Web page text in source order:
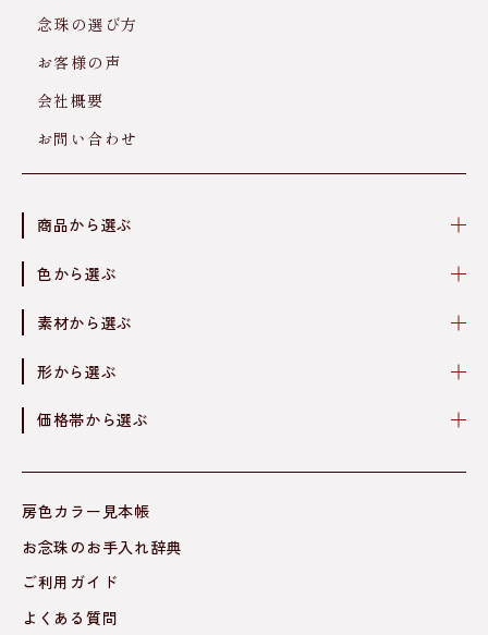
念珠の選び方
お客様の声
会社概要
お問い合わせ
商品から選ぶ
色から選ぶ
素材から選ぶ
形から選ぶ
価格帯から選ぶ
房色カラー見本帳
お念珠のお手入れ辞典
ご利用ガイド
よくある質問